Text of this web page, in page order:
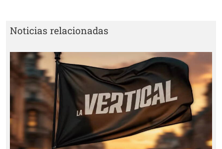
Noticias relacionadas